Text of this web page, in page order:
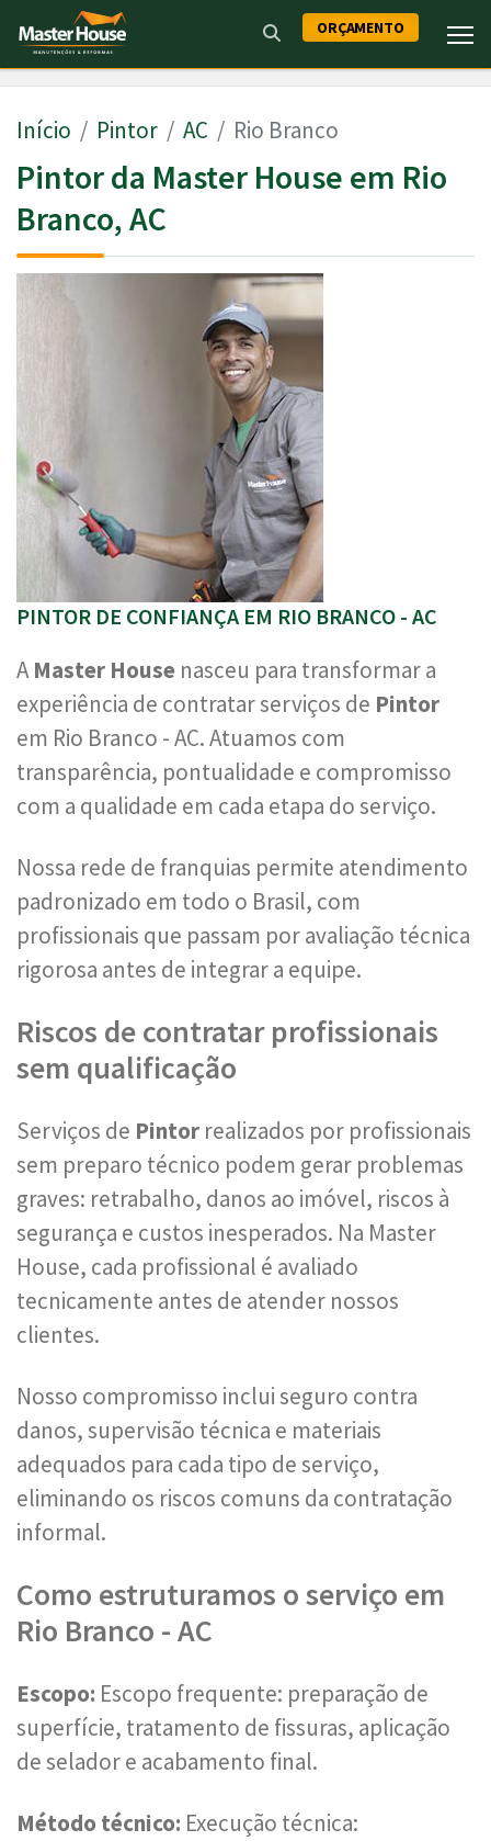
ORÇAMENTO
Início Pintor AC Rio Branco
Pintor da Master House em Rio
Branco, AC
PINTOR DE CONFIANÇA EM RIO BRANCO - AC
AMaster House nasceu para transformar a
experiência de contratar serviços de Pintor
em Rio Branco - AC. Atuamos com
transparência, pontualidade e compromisso
com a qualidade em cada etapa do serviço.
Nossa rede de franquias permite atendimento
padronizado em todo o Brasil, com
profissionais que passam por avaliação técnica
rigorosa antes de integrar a equipe.
Riscos de contratar profissionais
sem qualificação
Serviços de Pintor realizados por profissionais
sem preparo técnico podem gerar problemas
graves: retrabalho, danos ao imóvel, riscos à
segurança e custos inesperados. Na Master
House, cada profissional é avaliado
tecnicamente antes de atender nossos
clientes.
Nosso compromisso inclui seguro contra
danos, supervisão técnica e materiais
adequados para cada tipo de serviço,
eliminando os riscos comuns da contratação
informal.
Como estruturamos o serviço em
Rio Branco - AC
Escopo: Escopo frequente: preparação de
superfície, tratamento de fissuras, aplicação
de selador e acabamento final.
Método técnico: Execução técnica: